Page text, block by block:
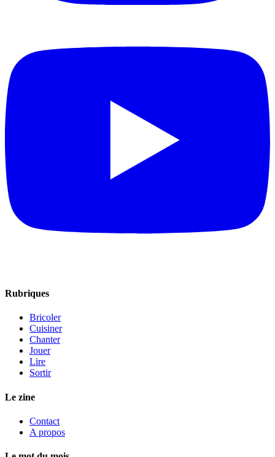
Rubriques
Bricoler
Cuisiner
Chanter
Jouer
Lire
Sortir
Le zine
Contact
A propos